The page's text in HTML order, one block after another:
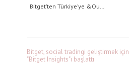
Bitget’ten Türkiye’ye &Ou…
Bitget, social tradingi geliştirmek için
"Bitget Insights"ı başlattı